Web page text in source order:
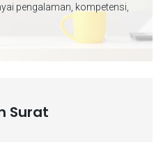
pengalaman, kompetensi,
Surat